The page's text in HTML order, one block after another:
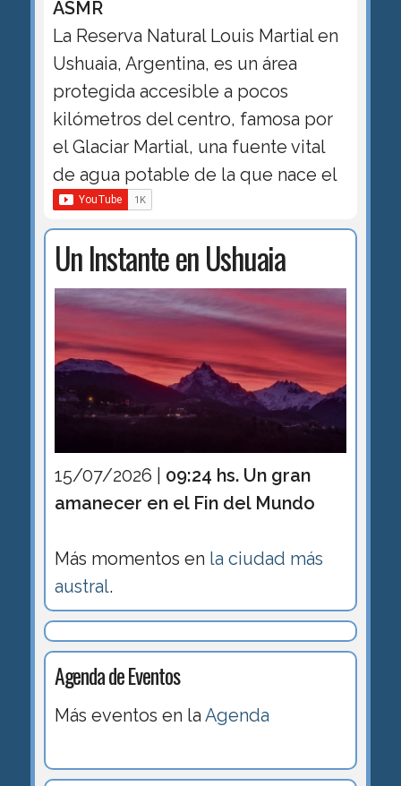
ASMR
La Reserva Natural Louis Martial en
Ushuaia, Argentina, es un área
protegida accesible a pocos
kilómetros del centro, famosa por
el Glaciar Martial, una fuente vital
de agua potable de la que nace el
Un Instante en Ushuaia
15/07/2026 | 09:24 hs. Un gran
amanecer en el Fin del Mundo
Más momentos en la ciudad más
austral.
Agenda de Eventos
Más eventos en la Agenda